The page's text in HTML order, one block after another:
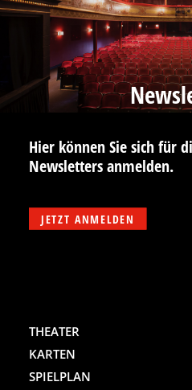
Hier können Sie sich für
Newsletters anmelden.
JETZT ANMELDEN
THEATER
KARTEN
SPIELPLAN